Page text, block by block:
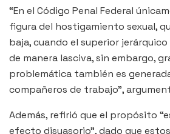
“En el Código Penal Federal
figura del hostigamiento sexual,
baja, cuando el superior
de manera lasciva, sin embargo,
problemática también es
compañeros de trabajo”,
Además, refirió que el propósito
efecto disuasorio”, dado que